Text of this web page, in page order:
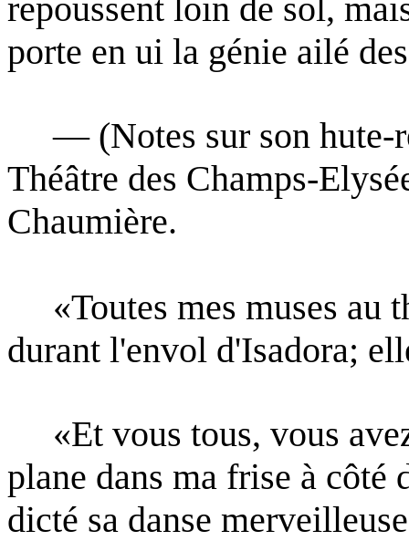
repoussent loin de sol,
porte en ui la génie ailé
— (Notes sur son hute-
Théâtre des Champs-
Chaumière.
«Toutes mes muses au
durant l'envol d'Isadora;
«Et vous tous, vous
plane dans ma frise à
dicté sa danse